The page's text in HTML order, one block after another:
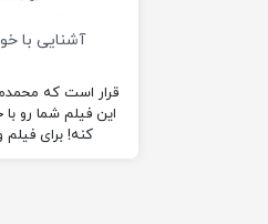
آشنایی با
قرار است که
این فیلم شما رو
کنه! برای فیلم